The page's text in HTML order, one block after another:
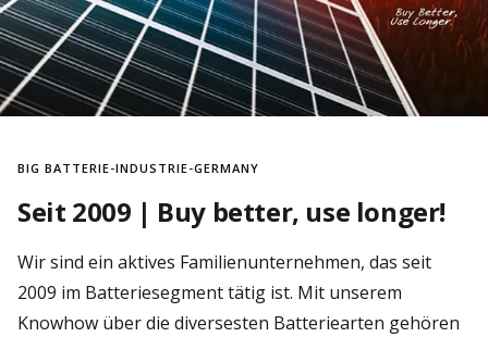
BIG BATTERIE-INDUSTRIE-GERMANY
Seit 2009 | Buy better, use longer!
Wir sind ein aktives Familienunternehmen, das seit
2009 im Batteriesegment tätig ist. Mit unserem
Knowhow über die diversesten Batteriearten gehören